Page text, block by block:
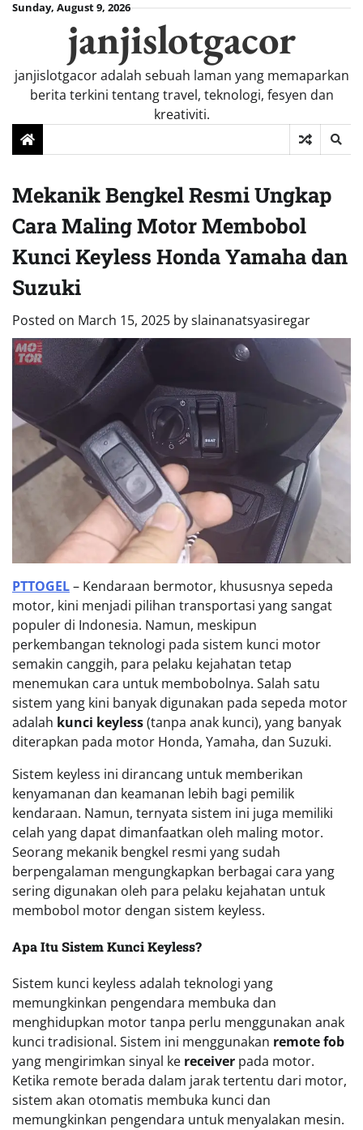
SkipSunday, August 9, 2026
janjislotgacor
janjislotgacor adalah sebuah laman yang memaparkan
berita terkini tentang travel, teknologi, fesyen dan
kreativiti.
Mekanik Bengkel Resmi Ungkap
Cara Maling Motor Membobol
Kunci Keyless Honda Yamaha dan
Suzuki
Posted on March 15, 2025 byslainanatsyasiregar
PTTOGEL– Kendaraan bermotor, khususnya sepeda
motor, kini menjadi pilihan transportasi yang sangat
populer di Indonesia. Namun, meskipun
perkembangan teknologi pada sistem kunci motor
semakin canggih, para pelaku kejahatan tetap
menemukan cara untuk membobolnya. Salah satu
sistem yang kini banyak digunakan pada sepeda motor
adalah kunci keyless(tanpa anak kunci), yang banyak
diterapkan pada motor Honda, Yamaha, dan Suzuki.
Sistem keyless ini dirancang untuk memberikan
kenyamanan dan keamanan lebih bagi pemilik
kendaraan. Namun, ternyata sistem ini juga memiliki
celah yang dapat dimanfaatkan oleh maling motor.
Seorang mekanik bengkel resmi yang sudah
berpengalaman mengungkapkan berbagai cara yang
sering digunakan oleh para pelaku kejahatan untuk
membobol motor dengan sistem keyless.
Apa Itu Sistem Kunci Keyless?
Sistem kunci keyless adalah teknologi yang
memungkinkan pengendara membuka dan
menghidupkan motor tanpa perlu menggunakan anak
kunci tradisional. Sistem ini menggunakan remote fob
yang mengirimkan sinyal ke receiver pada motor.
Ketika remote berada dalam jarak tertentu dari motor,
sistem akan otomatis membuka kunci dan
memungkinkan pengendara untuk menyalakan mesin.